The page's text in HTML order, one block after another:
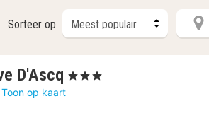
Sorteer op
D'Ascq 1
, 3 Sterren
Toon op kaart